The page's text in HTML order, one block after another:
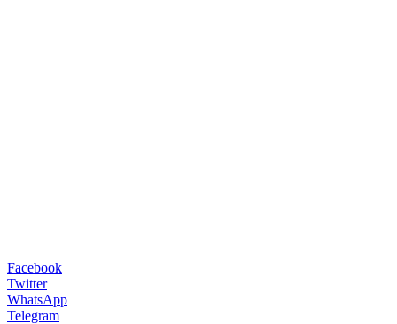
Facebook
Twitter
WhatsApp
Telegram